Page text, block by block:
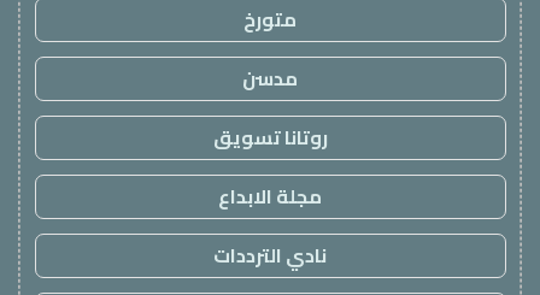
متورخ
مدسن
روتانا تسويق
مجلة الابداع
نادي الترددات